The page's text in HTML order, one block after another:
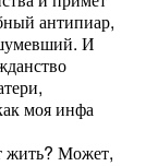
антипиар,
И
моя инфа
жить? Может,